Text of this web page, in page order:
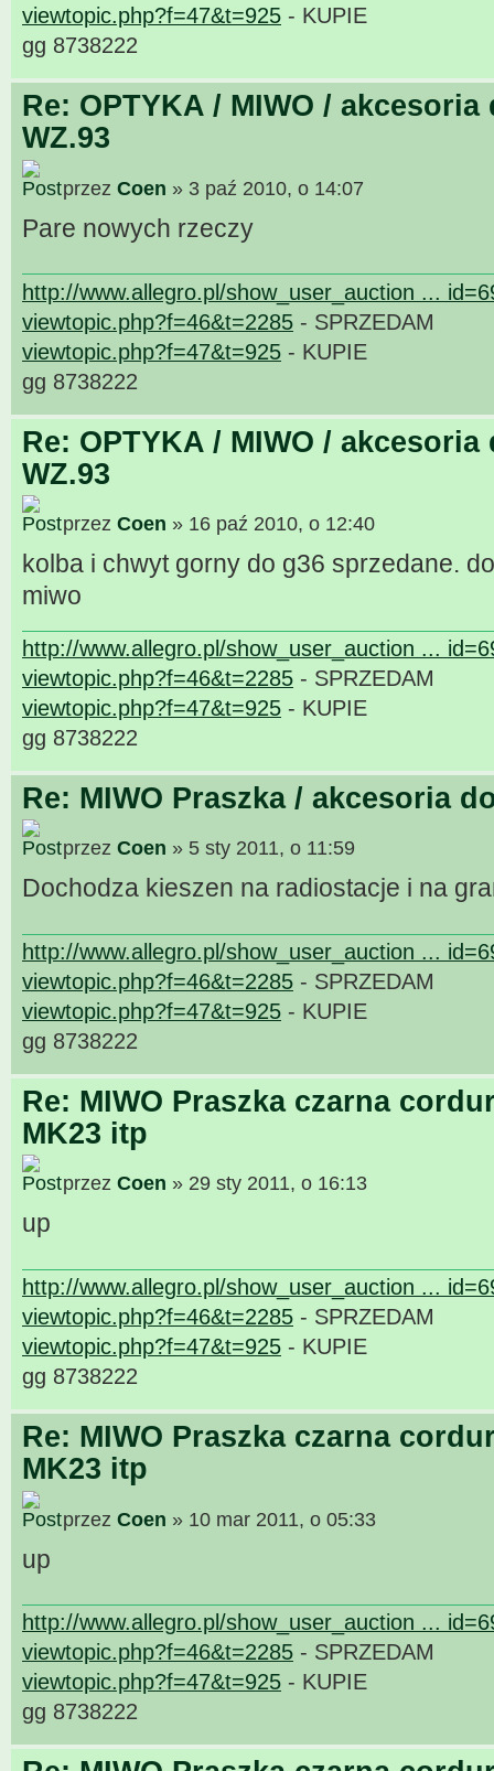
viewtopic.php?f=47&t=925 - KUPIE
gg 8738222
Re: OPTYKA / MIWO / akcesoria
WZ.93
przez Coen » 3 paź 2010, o 14:07
Pare nowych rzeczy
http://www.allegro.pl/show_user_auction ...
viewtopic.php?f=46&t=2285 - SPRZEDAM
viewtopic.php?f=47&t=925 - KUPIE
gg 8738222
Re: OPTYKA / MIWO / akcesoria
WZ.93
przez Coen » 16 paź 2010, o 12:40
kolba i chwyt gorny do g36 sprzedane.
miwo
http://www.allegro.pl/show_user_auction ...
viewtopic.php?f=46&t=2285 - SPRZEDAM
viewtopic.php?f=47&t=925 - KUPIE
gg 8738222
Re: MIWO Praszka / akcesoria
przez Coen » 5 sty 2011, o 11:59
Dochodza kieszen na radiostacje i na
http://www.allegro.pl/show_user_auction ...
viewtopic.php?f=46&t=2285 - SPRZEDAM
viewtopic.php?f=47&t=925 - KUPIE
gg 8738222
Re: MIWO Praszka czarna
MK23 itp
przez Coen » 29 sty 2011, o 16:13
up
http://www.allegro.pl/show_user_auction ...
viewtopic.php?f=46&t=2285 - SPRZEDAM
viewtopic.php?f=47&t=925 - KUPIE
gg 8738222
Re: MIWO Praszka czarna
MK23 itp
przez Coen » 10 mar 2011, o 05:33
up
http://www.allegro.pl/show_user_auction ...
viewtopic.php?f=46&t=2285 - SPRZEDAM
viewtopic.php?f=47&t=925 - KUPIE
gg 8738222